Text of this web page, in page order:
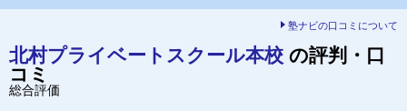
塾ナビの口コミについて
北村プライベートスクール本校 の評判・口
コミ
総合評価